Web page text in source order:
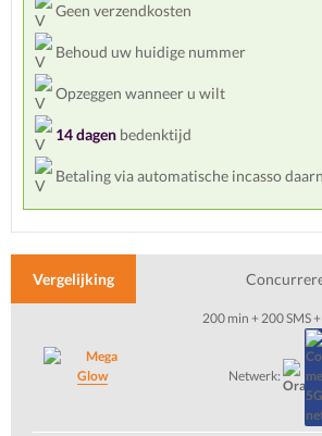
Geen verzendkosten
Behoud uw huidige nummer
Opzeggen wanneer u wilt
14 dagen bedenktijd
Betaling via automatische incasso
Vergelijking
Glow
200 min + 200 SMS
Netwerk: